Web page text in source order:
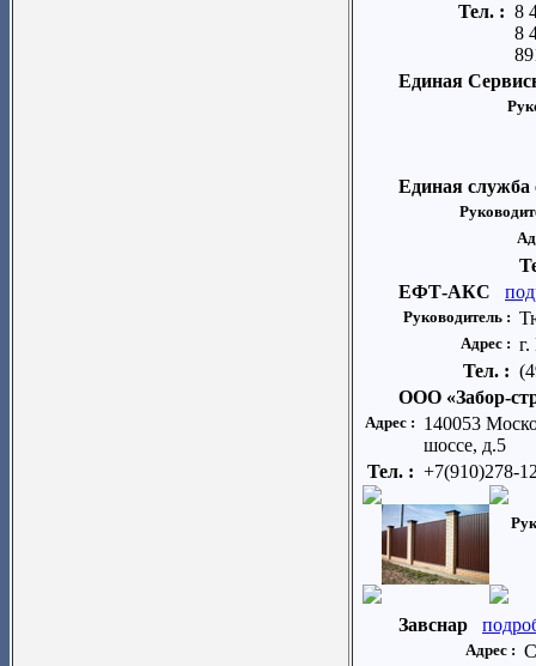
Тел. : 8
8
Единая
Единая служба
ЕФТ-АКС
Руководитель :
Адрес :
Тел. :
ООО «Забор-
Адрес : 140053
шоссе, д.5
Тел. : +7(910)278-
Завснар
Адрес :